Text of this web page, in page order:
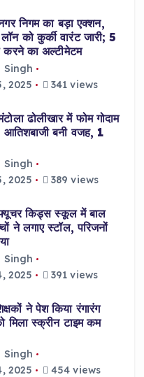
निगम का बड़ा एक्शन,
को कुर्की वारंट जारी; 5
करने का अल्टीमेटम
Singh
2025
341 views
ढोलीखार में फोम गोदाम
बनी वजह, 1
Singh
2025
389 views
किड्स स्कूल में बाल
ने लगाए स्टॉल, परिजनों
Singh
2025
391 views
ने पेश किया रंगारंग
मिला स्क्रीन टाइम कम
Singh
2025
454 views